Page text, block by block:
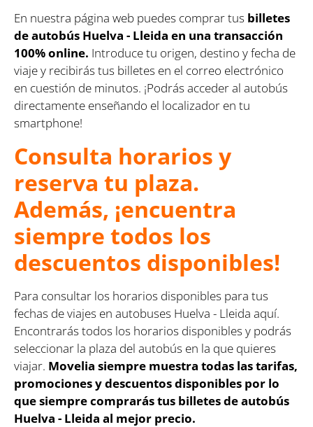
En nuestra página web puedes comprar tus billetes
de autobús Huelva - Lleida en una transacción
100% online. Introduce tu origen, destino y fecha de
viaje y recibirás tus billetes en el correo electrónico
en cuestión de minutos. ¡Podrás acceder al autobús
directamente enseñando el localizador en tu
smartphone!
Consulta horarios y
reserva tu plaza.
Además, ¡encuentra
siempre todos los
descuentos disponibles!
Para consultar los horarios disponibles para tus
fechas de viajes en autobuses Huelva - Lleida aquí.
Encontrarás todos los horarios disponibles y podrás
seleccionar la plaza del autobús en la que quieres
viajar. Movelia siempre muestra todas las tarifas,
promociones y descuentos disponibles por lo
que siempre comprarás tus billetes de autobús
Huelva - Lleida al mejor precio.